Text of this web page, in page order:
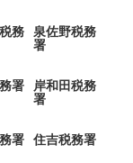
務 泉佐野税務
署
署 岸和田税務
署
署 住吉税務署